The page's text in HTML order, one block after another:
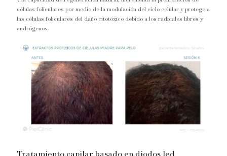
células foliculares por medio de la modulación del ciclo celular y protege a
las células foliculares del daño citotóxico debido a los radicales libres y
andrógenos.
Tratamiento capilar basado en diodos led